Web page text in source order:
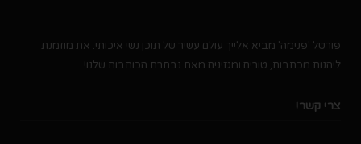
פורטל 'פנימה' מביא אלייך עולם עשיר של תוכן נשי איכותי. את מוזמנת
ליהנות מכתבות, טורים ומגזינים מאת נבחרת הכותבות שלנו!
צרי קשר!